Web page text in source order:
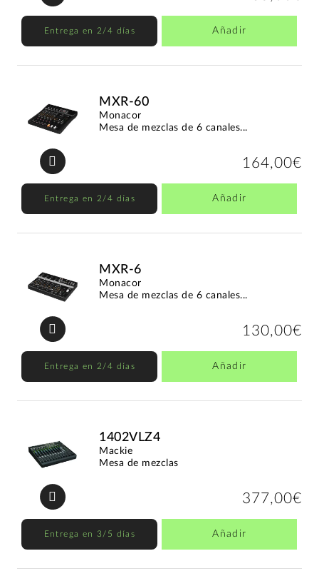
Entrega en 2/4 días Añadir
MXR-60
Monacor
Mesa de mezclas de 6 canales...
164,00€
Entrega en 2/4 días Añadir
MXR-6
Monacor
Mesa de mezclas de 6 canales...
130,00€
Entrega en 2/4 días Añadir
1402VLZ4
Mackie
Mesa de mezclas
377,00€
Entrega en 3/5 días Añadir